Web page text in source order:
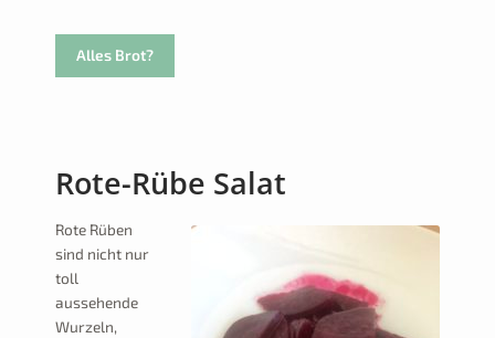
Alles Brot?
Rote-Rübe Salat
Rote Rüben
sind nicht nur
toll
aussehende
Wurzeln,